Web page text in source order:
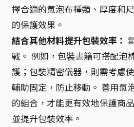
擇合適的氣泡布種類、厚度和
的保護效果。
結合其他材料提升包裝效率：
戰。 例如，包裝書籍可搭配泡
護；包裝精密儀器，則需考慮
輔助固定，防止移動。 善用氣
的組合，才能更有效地保護商
並提升包裝效率。